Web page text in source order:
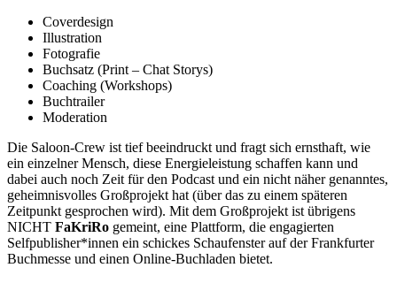
Coverdesign
Illustration
Fotografie
Buchsatz (Print – Chat Storys)
Coaching (Workshops)
Buchtrailer
Moderation
Die Saloon-Crew ist tief beeindruckt und fragt sich ernsthaft, wie
ein einzelner Mensch, diese Energieleistung schaffen kann und
dabei auch noch Zeit für den Podcast und ein nicht näher genanntes,
geheimnisvolles Großprojekt hat (über das zu einem späteren
Zeitpunkt gesprochen wird). Mit dem Großprojekt ist übrigens
NICHT FaKriRo gemeint, eine Plattform, die engagierten
Selfpublisher*innen ein schickes Schaufenster auf der Frankfurter
Buchmesse und einen Online-Buchladen bietet.